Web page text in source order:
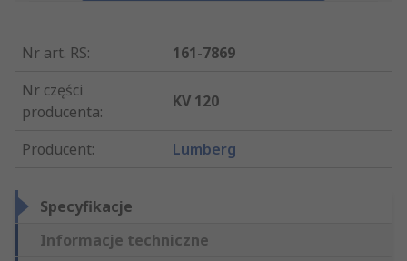
Nr art. RS:
161-7869
Nr części
producenta:
KV 120
Producent: Lumberg
Specyfikacje
Informacje techniczne